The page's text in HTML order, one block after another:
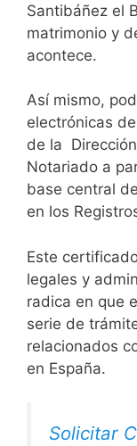
Santibáñez el
matrimonio y
acontece.
Así mismo,
electrónicas
de la
Notariado a
base central
en los
Este
legales y
radica en que
serie de
relacionados
en España.
Solicitar